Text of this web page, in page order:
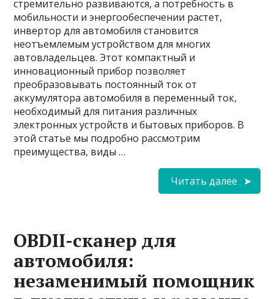
стремительно развиваются, а потребность в
мобильности и энергообеспечении растет,
инвертор для автомобиля становится
неотъемлемым устройством для многих
автовладельцев. Этот компактный и
инновационный прибор позволяет
преобразовывать постоянный ток от
аккумулятора автомобиля в переменный ток,
необходимый для питания различных
электронных устройств и бытовых приборов. В
этой статье мы подробно рассмотрим
преимущества, виды …
Читать далее
OBDII-сканер для
автомобиля:
незаменимый помощник